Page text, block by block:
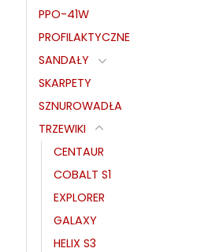
PPO-41W
PROFILAKTYCZNE
SANDAŁY
SKARPETY
SZNUROWADŁA
TRZEWIKI
CENTAUR
COBALT S1
EXPLORER
GALAXY
HELIX S3